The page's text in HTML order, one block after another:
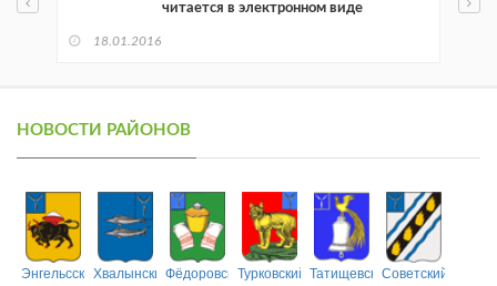
читается в электронном виде
18.01.2016
НОВОСТИ РАЙОНОВ
ЭнгельсскийХвалынскийФёдоровскийТурковский ТатищевскийСоветский